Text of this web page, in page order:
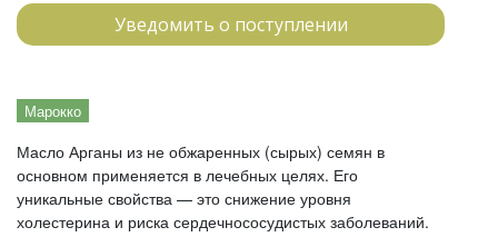
Уведомить о поступлении
Марокко
Масло Арганы из не обжаренных (сырых) семян в
основном применяется в лечебных целях. Его
уникальные свойства — это снижение уровня
холестерина и риска сердечнососудистых заболеваний.